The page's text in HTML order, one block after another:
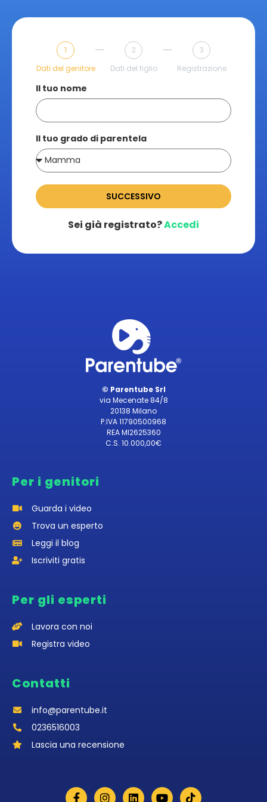
1
Dati del genitore
2
Dati del figlio
3
Registrazione
Il tuo nome
Il tuo grado di parentela
SUCCESSIVO
Sei già registrato?Accedi
© Parentube Srl
via Mecenate 84/8
20138 Milano
P.IVA 11790500968
REA MI2625360
C.S. 10.000,00€
Per i genitori
Guarda i video
Trova un esperto
Leggi il blog
Iscriviti gratis
Per gli esperti
Lavora con noi
Registra video
Contatti
info@parentube.it
0236516003‬
Lascia una recensione